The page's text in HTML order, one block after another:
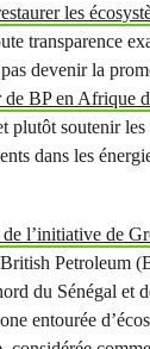
les
transparence
devenir la
BP en Afrique
plutôt soutenir
dans les
l’initiative de
Petroleum
du Sénégal et
entourée